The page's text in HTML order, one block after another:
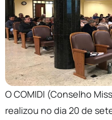
O COMIDI (Conselho
realizou no dia 20 de